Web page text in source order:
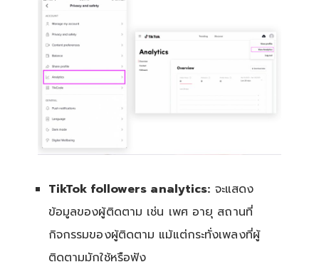
TikTok followers analytics: จะแสดง
ข้อมูลของผู้ติดตาม เช่น เพศ อายุ สถานที่
กิจกรรมของผู้ติดตาม แม้แต่กระทั่งเพลงที่ผู้
ติดตามมักใช้หรือฟัง